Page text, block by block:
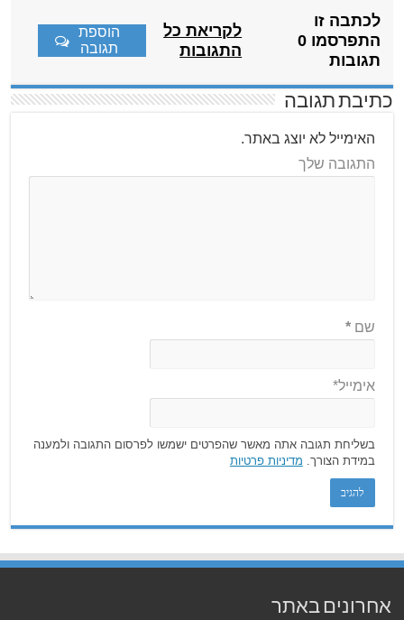
לכתבה זו
התפרסמו 0
תגובות
לקריאת כל
התגובות
הוספת
תגובה
כתיבת תגובה
האימייל לא יוצג באתר.
התגובה שלך
שם*
אימייל*
בשליחת תגובה אתה מאשר שהפרטים ישמשו לפרסום התגובה ולמענה
במידת הצורך. מדיניות פרטיות
אחרונים באתר